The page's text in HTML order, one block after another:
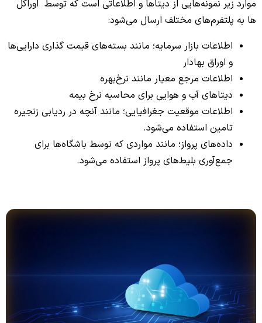
موارد زیر نمونه‌هایی از دیتاها و اطلاعاتی است که توسط اوراکل‌
ها به پلتفرم‌‌های مختلف ارسال می‌‌شود:
اطلاعات بازار سرمایه؛ مانند بسته‌های قیمت گذاری دارایی‌ها
و اوراق بهادار
اطلاعات مرجع معیار مانند نرخ‌بهره
دیتاهای آب و هوایی برای محاسبه نرخ بیمه
اطلاعات موقعیت جغرافیایی؛ مانند آنچه در ردیابی زنجیره
تامین استفاده می‌شود.
داده‌های پرواز؛ مانند مواردی که توسط باشگاه‌ها برای
جمع‌آوری بلیط‌های پرواز استفاده می‌شود.